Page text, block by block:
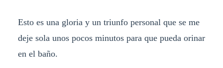
Esto es una gloria y un triunfo personal que se me
deje sola unos pocos minutos para que pueda orinar
en el baño.